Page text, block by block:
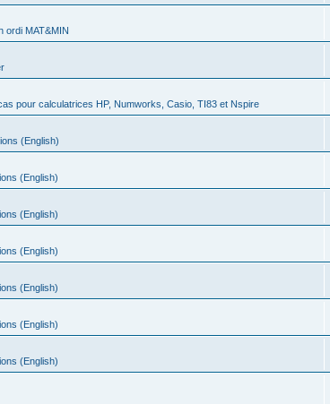
ordi MAT&MIN
pour calculatrices HP, Numworks, Casio, TI83 et Nspire
(English)
(English)
(English)
(English)
(English)
(English)
(English)